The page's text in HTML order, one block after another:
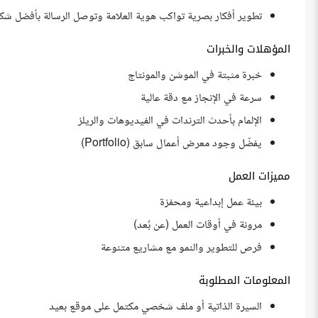
تطوير أفكار بصرية تواكب هوية العلامة وتوصل الرسالة بأفضل
المؤهلات والخبرات
خبرة مثبتة في الموشن والمونتاج
سرعة في الإنجاز مع دقة عالية
الإلمام بأحدث الترندات في الفيديوهات والريلز
يفضّل وجود معرض أعمال سابق (Portfolio)
مميزات العمل
بيئة عمل إبداعية ومحفزة
مرونة في أوقات العمل (عن بُعد)
فرص للتطوير والنمو مع مشاريع متنوعة
المعلومات المطلوبة
السيرة الذاتية أو ملف شخصي مكتمل على موقع بعيد